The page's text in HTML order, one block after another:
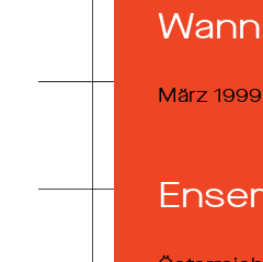
Wann
März 1999